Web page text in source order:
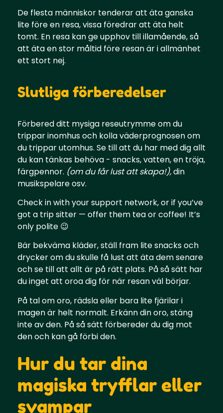
De flesta människor tenderar att äta ganska
lite före en resa, vissa föredrar att äta helt
tomt. En resa kan ge upphov till illamående, så
att äta en stor måltid före resan är i allmänhet
ett stort nej.
Slutliga förberedelser
Förbered ditt mysiga reseutrymme om du
trippar inomhus och kolla väderprognosen om
du trippar utomhus. Se till att du har med dig allt
du kan tänkas behöva - snacks, vatten, en tröja,
färgpennor. (om du får lust att skapa!),din
musikspelare osv.
Check in with your support network, or if you’ve
got a trip sitter — offer them tea or coffee! It’s
only polite 😉
Bär bekväma kläder, ställ fram lite snacks och
drycker om du skulle få lust att äta dem senare
och se till att allt är på rätt plats. På så sätt har
du inget att oroa dig för när resan väl börjar.
På tal om oro, rädsla eller bara lite fjärilar i
magen är helt normalt. Erkänn din oro, stäng
inte av den. På så sätt förbereder du dig mot
den och kan gå förbi den.
Hur du tar dina
magiska tryfflar eller
svampar